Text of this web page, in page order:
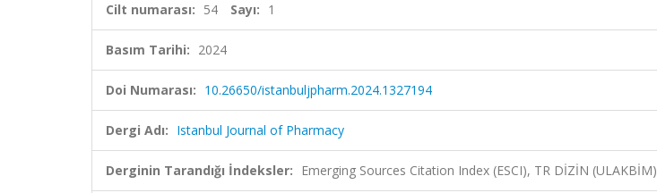
Cilt numarası: 54 Sayı: 1
Basım Tarihi: 2024
Doi Numarası: 10.26650/istanbuljpharm.2024.1327194
Dergi Adı: Istanbul Journal of Pharmacy
Derginin Tarandığı İndeksler: Emerging Sources Citation Index (ESCI), TR DİZİN (ULAKBİM)